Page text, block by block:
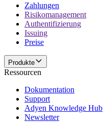
Zahlungen
Risikomanagement
Authentifizierung
Issuing
Preise
Produkte
Ressourcen
Dokumentation
Support
Adyen Knowledge Hub
Newsletter